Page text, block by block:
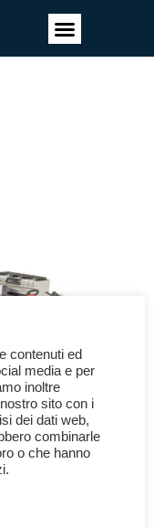
contenuti ed
media e per
inoltre
sito con i
dei dati web,
combinarle
o che hanno